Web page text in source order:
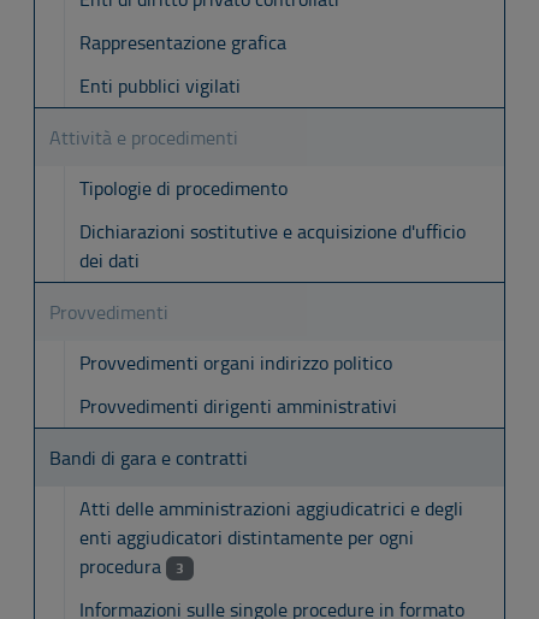
Rappresentazione grafica
Enti pubblici vigilati
Attività e procedimenti
Tipologie di procedimento
Dichiarazioni sostitutive e acquisizione d'ufficio
dei dati
Provvedimenti
Provvedimenti organi indirizzo politico
Provvedimenti dirigenti amministrativi
Bandi di gara e contratti
Atti delle amministrazioni aggiudicatrici e degli
enti aggiudicatori distintamente per ogni
procedura
3
Informazioni sulle singole procedure in formato